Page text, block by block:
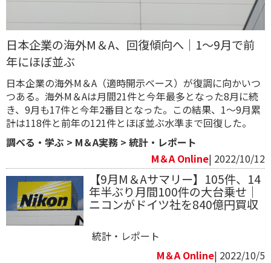
日本企業の海外M＆A、回復傾向へ｜1～9月で前
年にほぼ並ぶ
日本企業の海外M＆A（適時開示ベース）が復調に向かいつ
つある。海外M＆Aは月間21件と今年最多となった8月に続
き、9月も17件と今年2番目となった。この結果、1～9月累
計は118件と前年の121件とほぼ並ぶ水準まで回復した。
調べる・学ぶ > M＆A実務 > 統計・レポート
M＆A Online| 2022/10/12
【9月M＆Aサマリー】105件、14
年半ぶり月間100件の大台乗せ｜
ニコンがドイツ社を840億円買収
統計・レポート
M＆A Online| 2022/10/5